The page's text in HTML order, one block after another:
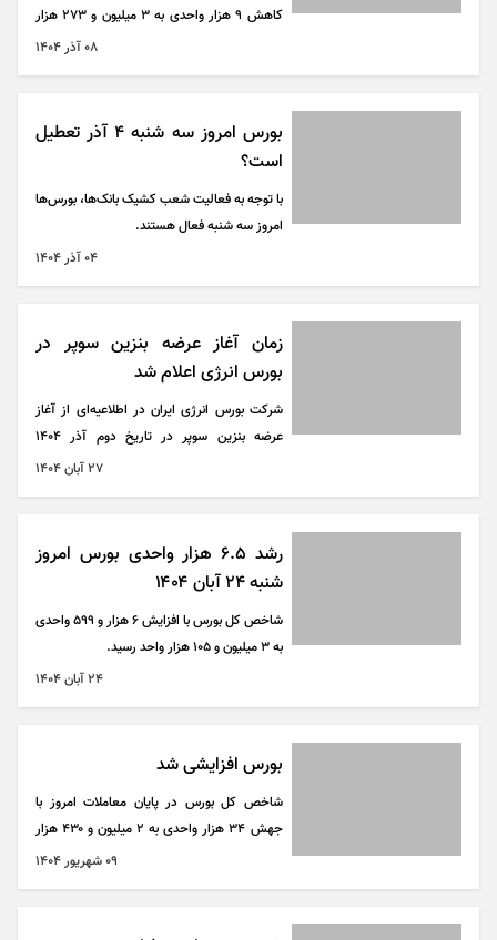
کاهش ۹ هزار واحدی به ۳ میلیون و ۲۷۳ هزار
۰۸ آذر ۱۴۰۴
بورس امروز سه شنبه ۴ آذر تعطیل
است؟
با توجه به فعالیت شعب کشیک بانک‌ها، بورس‌ها
امروز سه شنبه فعال هستند.
۰۴ آذر ۱۴۰۴
زمان آغاز عرضه بنزین سوپر در
بورس انرژی اعلام شد
شرکت بورس انرژی ایران در اطلاعیه‌ای از آغاز
عرضه بنزین سوپر در تاریخ دوم آذر ۱۴۰۴
۲۷ آبان ۱۴۰۴
رشد ۶.۵ هزار واحدی بورس امروز
شنبه ۲۴ آبان ۱۴۰۴
شاخص کل بورس با افزایش ۶ هزار و ۵۹۹ واحدی
به ۳ میلیون و ۱۰۵ هزار واحد رسید.
۲۴ آبان ۱۴۰۴
بورس افزایشی شد
شاخص کل بورس در پایان معاملات امروز با
جهش ۳۴ هزار واحدی به ۲ میلیون و ۴۳۰ هزار
۰۹ شهريور ۱۴۰۴